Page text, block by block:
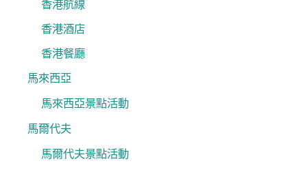
香港航線
香港酒店
香港餐廳
馬來西亞
馬來西亞景點活動
馬爾代夫
馬爾代夫景點活動